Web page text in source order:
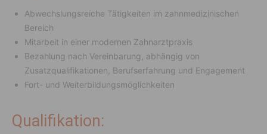
Abwechslungsreiche Tätigkeiten im zahnmedizinischen
Bereich
Mitarbeit in einer modernen Zahnarztpraxis
Bezahlung nach Vereinbarung, abhängig von
Zusatzqualifikationen, Berufserfahrung und Engagement
Fort- und Weiterbildungsmöglichkeiten
Qualifikation: